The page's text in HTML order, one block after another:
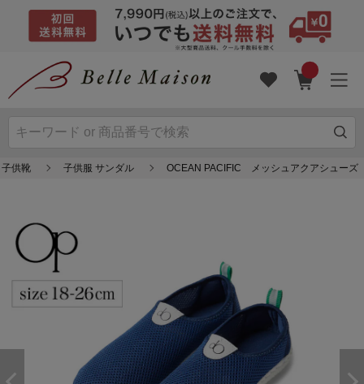
子供靴 子供服 サンダル OCEAN PACIFIC メッシュアクアシューズ